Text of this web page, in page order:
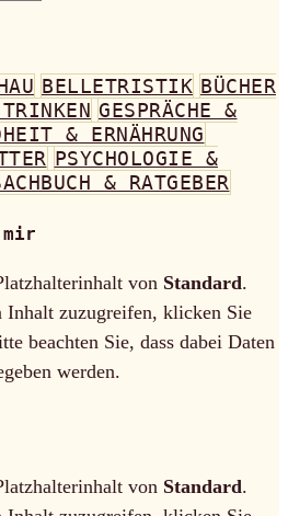
BELLETRISTIK BÜCHER
GESPRÄCHE &
& ERNÄHRUNG
PSYCHOLOGIE &
& RATGEBER
von Standard.
Inhalt zuzugreifen, klicken Sie
beachten Sie, dass dabei Daten
werden.
von Standard.